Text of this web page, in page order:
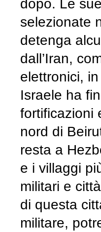
dopo. Le
selezionate
detenga
dall’Iran,
elettronici,
Israele ha
fortificazioni
nord di
resta a
e i villaggi
militari e
di questa
militare,